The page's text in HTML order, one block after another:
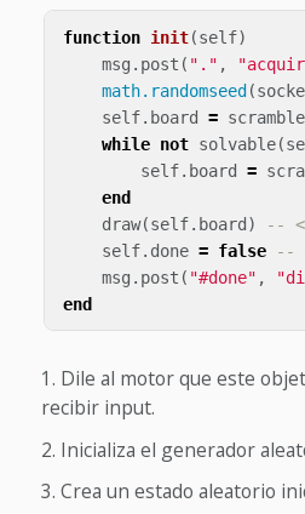
function init(self)
msg . post ( "." ,
math.randomseed (
self. board = scramble
while not solvable(
self. board =
end
draw(self. board )
--
self. done = false
--
msg . post ( "#done" ,
end
Dile al motor que este
recibir input.
Inicializa el generador
Crea un estado aleatorio